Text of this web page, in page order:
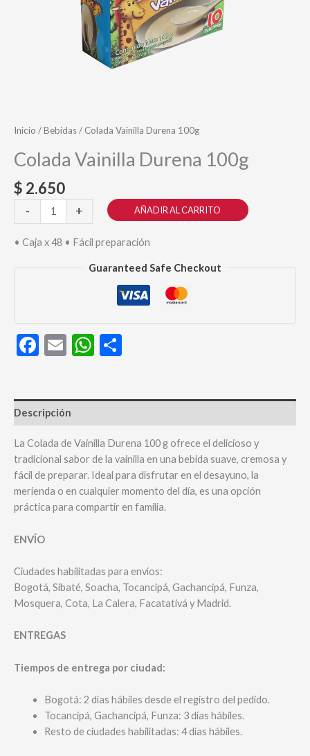
Inicio /Bebidas/ Colada Vainilla Durena 100g
Colada Vainilla Durena 100g
$ 2.650
-
Vainilla
Durena
cantidad
+ AÑADIR AL CARRITO
• Caja x 48 • Fácil preparación
Guaranteed Safe Checkout
Facebook
EmailWhatsApp
Descripción
La Colada de Vainilla Durena 100 g ofrece el delicioso y
tradicional sabor de la vainilla en una bebida suave, cremosa y
fácil de preparar. Ideal para disfrutar en el desayuno, la
merienda o en cualquier momento del día, es una opción
práctica para compartir en familia.
ENVÍO
Ciudades habilitadas para envíos:
Bogotá, Sibaté, Soacha, Tocancipá, Gachancipá, Funza,
Mosquera, Cota, La Calera, Facatativá y Madrid.
ENTREGAS
Tiempos de entrega por ciudad:
Bogotá: 2 días hábiles desde el registro del pedido.
Tocancipá, Gachancipá, Funza: 3 días hábiles.
Resto de ciudades habilitadas: 4 días hábiles.